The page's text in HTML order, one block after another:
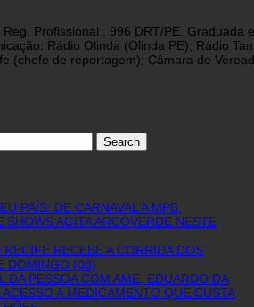
Profissional , 996 DRT/PE.
Rádio Olinda (Olinda PE); Rádio
(chefe de reportagem); Câmara de
PAÍS: DE CARNAVAL A MPB,
SHOWS AGITA ARCOVERDE NESTE
RECEBE A CORRIDA DOS
DOMINGO (08)
DA PESSOA COM AME, EDUARDO DA
A MEDICAMENTO QUE CUSTA